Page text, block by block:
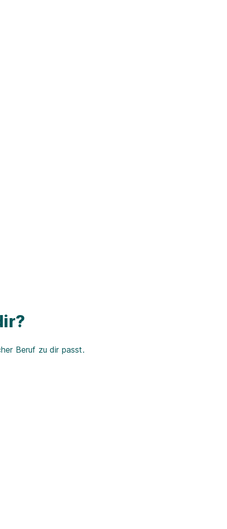
Beruf zu dir passt.